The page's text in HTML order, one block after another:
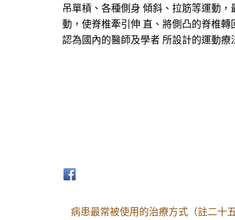
吊單槓、各種側身 傾斜、拉筋等運動
動，使脊椎牽引伸 直、將側凸的脊椎
認為國內的醫師及學者 所設計的運動
病患最常被使用的治療方式（註二十